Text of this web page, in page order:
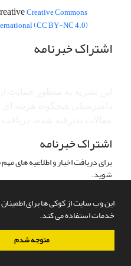
این وب سایت از کوکی ها برای اطمینان
خدمات استفاده می کند.
متوجه شدم
Creative Commons
(CC BY-NC 4.0)
اشتراک خبرنامه
اشتراک خبرنامه
برای دریافت اخبار و اطلاعیه های
شوید.
سامانه مدیریت نشریات علمی.